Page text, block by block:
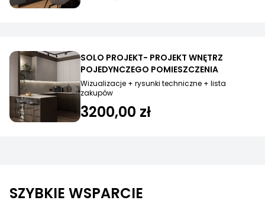
SOLO PROJEKT- PROJEKT WNĘTRZ
POJEDYNCZEGO POMIESZCZENIA
Wizualizacje + rysunki techniczne + lista
zakupów
3200,00 zł
SZYBKIE WSPARCIE